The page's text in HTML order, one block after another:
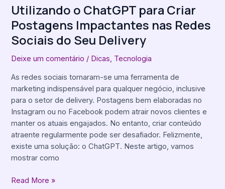
Utilizando o ChatGPT para Criar
Postagens Impactantes nas Redes
Sociais do Seu Delivery
Deixe um comentário / Dicas, Tecnologia
As redes sociais tornaram-se uma ferramenta de
marketing indispensável para qualquer negócio, inclusive
para o setor de delivery. Postagens bem elaboradas no
Instagram ou no Facebook podem atrair novos clientes e
manter os atuais engajados. No entanto, criar conteúdo
atraente regularmente pode ser desafiador. Felizmente,
existe uma solução: o ChatGPT. Neste artigo, vamos
mostrar como
do
Seu
Delivery
Read More »